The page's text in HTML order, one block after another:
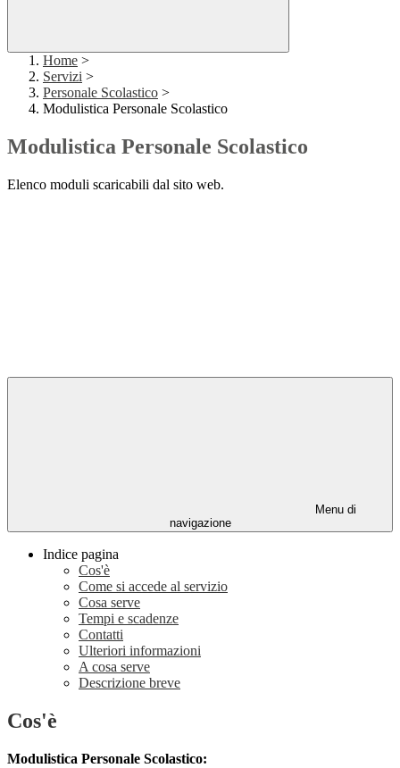
Home >
Servizi >
Personale Scolastico >
Modulistica Personale Scolastico
Modulistica Personale Scolastico
Elenco moduli scaricabili dal sito web.
Menu di
navigazione
Indice pagina
Cos'è
Come si accede al servizio
Cosa serve
Tempi e scadenze
Contatti
Ulteriori informazioni
A cosa serve
Descrizione breve
Cos'è
Modulistica Personale Scolastico: